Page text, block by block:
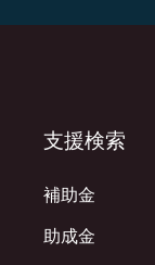
支援検索
補助金
助成金